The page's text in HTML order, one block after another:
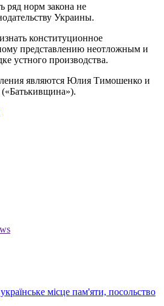
ряд норм закона не
Украины.
конституционное
представлению неотложным и
устного производства.
являются Юлия Тимошенко и